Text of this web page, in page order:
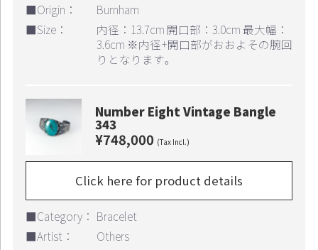
■Origin：
Burnham
■Size：
内径：13.7cm 開口部：3.0cm 最大幅：
3.6cm ※内径+開口部がおおよその腕回
りとなります｡
Number Eight Vintage Bangle
343
¥748,000 (Tax Incl.)
Click here for product details
■Category： Bracelet
■Artist：
Others